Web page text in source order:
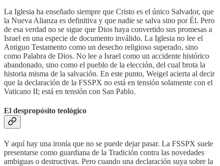
La Iglesia ha enseñado siempre que Cristo es el único Salvador, que
la Nueva Alianza es definitiva y que nadie se salva sino por Él. Pero
de esa verdad no se sigue que Dios haya convertido sus promesas a
Israel en una especie de documento inválido. La Iglesia no lee el
Antiguo Testamento como un desecho religioso superado, sino
como Palabra de Dios. No lee a Israel como un accidente histórico
abandonado, sino como el pueblo de la elección, del cual brota la
historia misma de la salvación. En este punto, Weigel acierta al decir
que la declaración de la FSSPX no está en tensión solamente con el
Vaticano II; está en tensión con San Pablo.
El despropósito teológico
Y aquí hay una ironía que no se puede dejar pasar. La FSSPX suele
presentarse como guardiana de la Tradición contra las novedades
ambiguas o destructivas. Pero cuando una declaración suya sobre la